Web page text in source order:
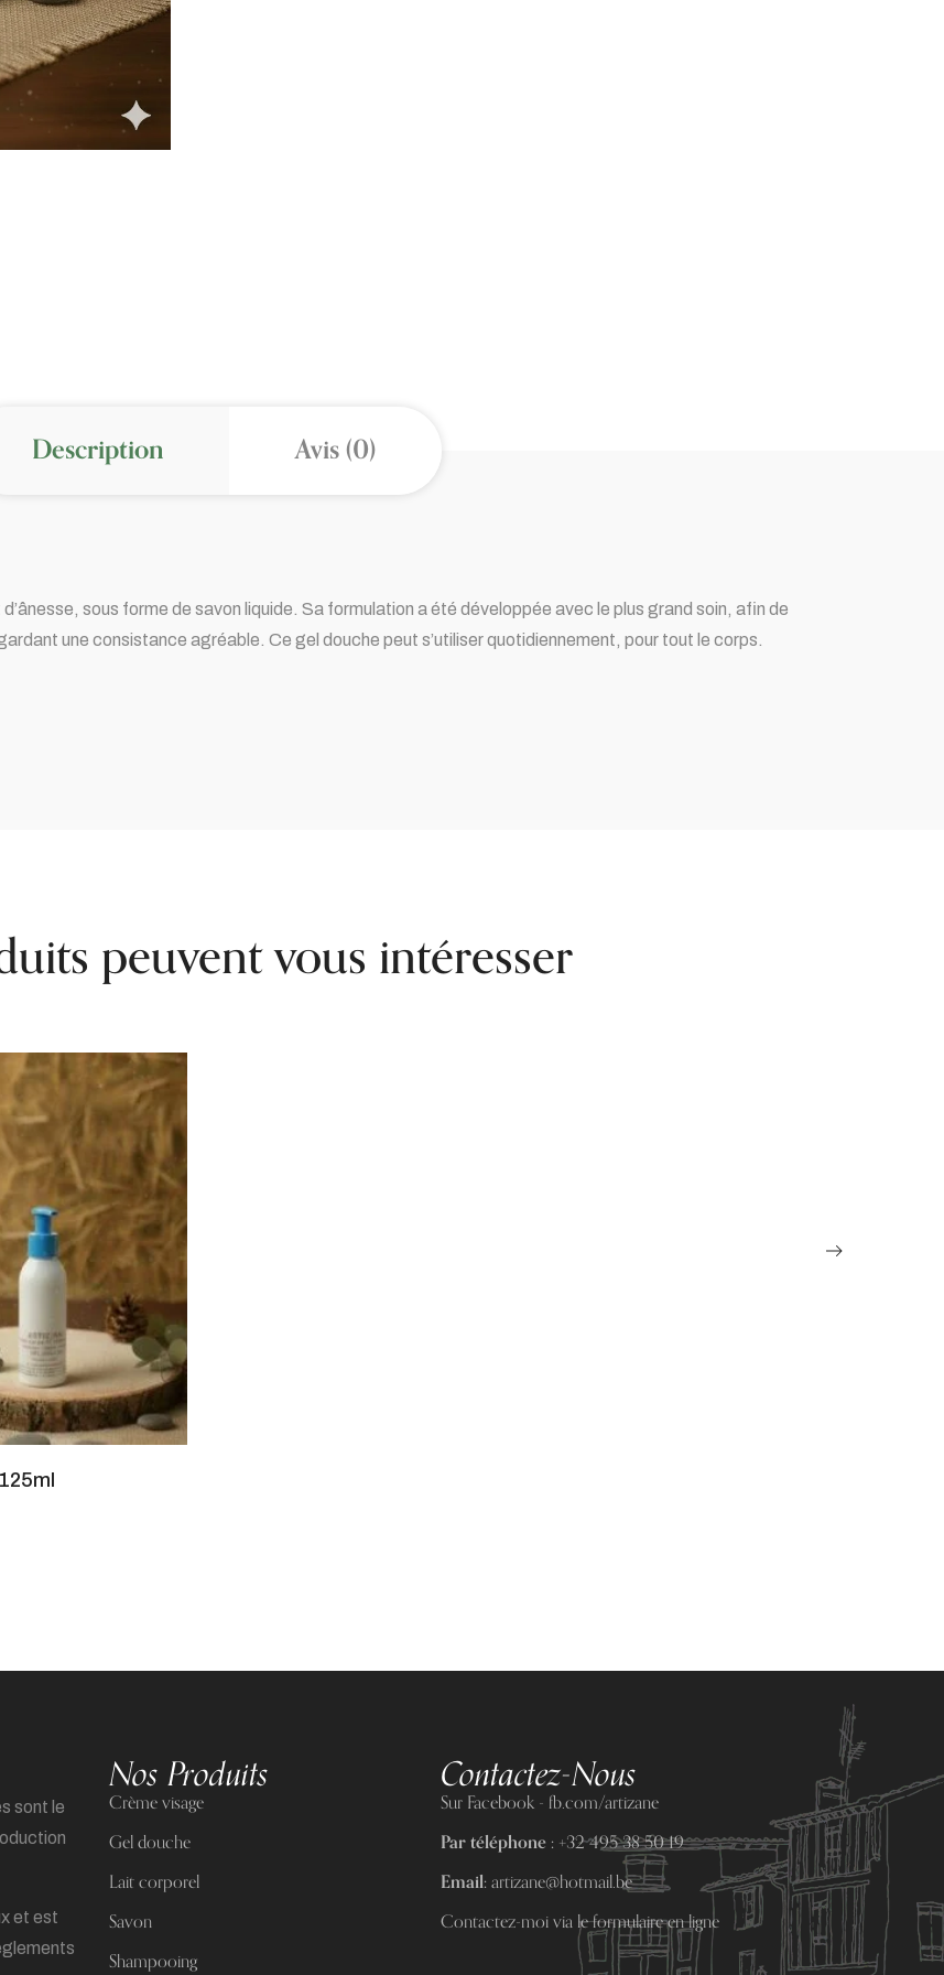
Description Avis (0)
sous forme de savon liquide. Sa formulation a été développée avec le plus grand soin, afin de
une consistance agréable. Ce gel douche peut s’utiliser quotidiennement, pour tout le corps.
peuvent vous intéresser
sont le
et est
Nos Produits
Crème visage
Gel douche
Lait corporel
Savon
Shampooing
Contactez-Nous
Sur Facebook - fb.com/artizane
Par téléphone :+32 495 38 50 19
Email:artizane@hotmail.be
Contactez-moi via le formulaire en ligne